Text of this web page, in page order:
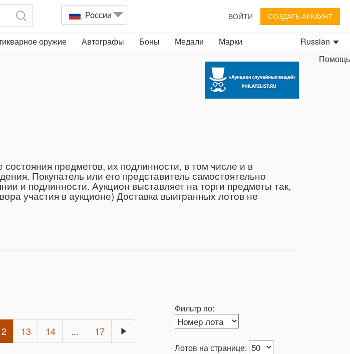
России ВОЙТИ СОЗДАТЬ АККАУНТ
оружие Автографы Боны Медали Марки
Russian
Помощь
предметов, их подлинности, в том числе и в
Покупатель или его представитель самостоятельно
и подлинности. Аукцион выставляет на торги предметы так,
участия в аукционе) Доставка выигранных лотов не
Фильтр по:
Лотов на странице:
13 14 ... 17